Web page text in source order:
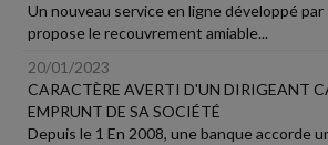
Un nouveau service en ligne développé
propose le recouvrement amiable...
20/01/2023
CARACTÈRE AVERTI D'UN DIRIGEANT
EMPRUNT DE SA SOCIÉTÉ
Depuis le 1 En 2008, une banque accorde